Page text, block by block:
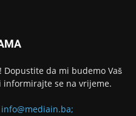
da mi budemo Vaš
informirajte se na vrijeme.
info@mediain.ba;